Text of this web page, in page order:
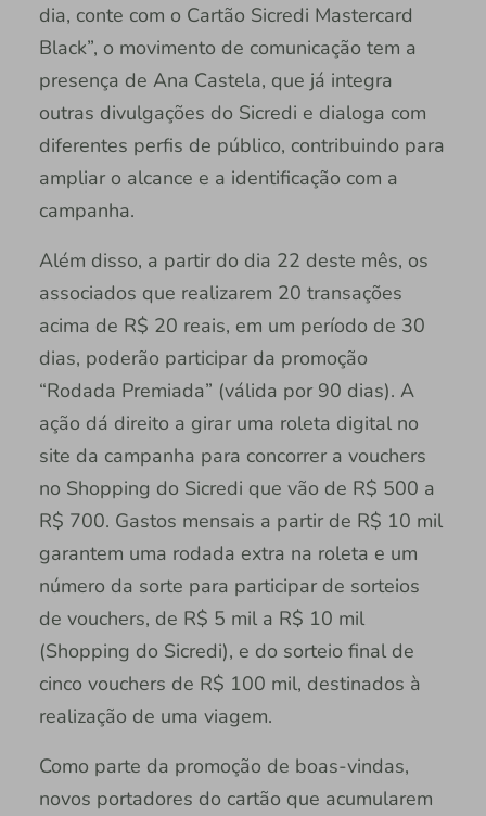
dia, conte com o Cartão Sicredi Mastercard
Black”, o movimento de comunicação tem a
presença de Ana Castela, que já integra
outras divulgações do Sicredi e dialoga com
diferentes perfis de público, contribuindo para
ampliar o alcance e a identificação com a
campanha.
Além disso, a partir do dia 22 deste mês, os
associados que realizarem 20 transações
acima de R$ 20 reais, em um período de 30
dias, poderão participar da promoção
“Rodada Premiada” (válida por 90 dias). A
ação dá direito a girar uma roleta digital no
site da campanha para concorrer a vouchers
no Shopping do Sicredi que vão de R$ 500 a
R$ 700. Gastos mensais a partir de R$ 10 mil
garantem uma rodada extra na roleta e um
número da sorte para participar de sorteios
de vouchers, de R$ 5 mil a R$ 10 mil
(Shopping do Sicredi), e do sorteio final de
cinco vouchers de R$ 100 mil, destinados à
realização de uma viagem.
Como parte da promoção de boas-vindas,
novos portadores do cartão que acumularem